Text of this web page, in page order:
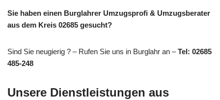
Sie haben einen Burglahrer Umzugsprofi & Umzugsberater
aus dem Kreis 02685 gesucht?
Sind Sie neugierig ? – Rufen Sie uns in Burglahr an –Tel: 02685
485-248
Unsere Dienstleistungen aus